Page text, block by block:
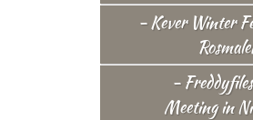
- Kever Winter
-
Meeting in